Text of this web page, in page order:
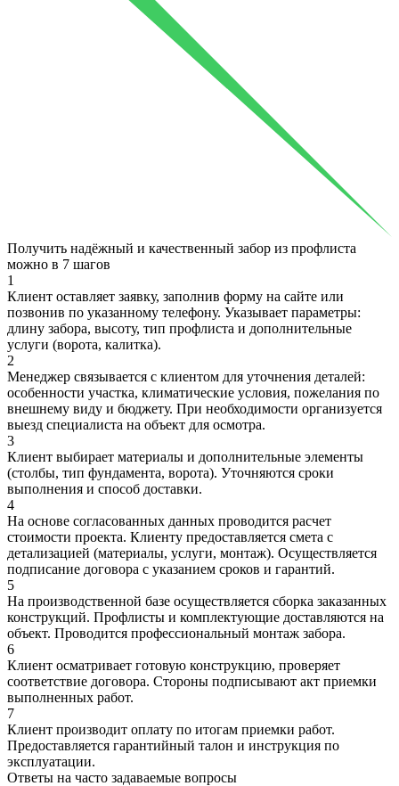
Получить надёжный и качественный забор из профлиста
можно в 7 шагов
1
Клиент оставляет заявку, заполнив форму на сайте или
позвонив по указанному телефону. Указывает параметры:
длину забора, высоту, тип профлиста и дополнительные
услуги (ворота, калитка).
2
Менеджер связывается с клиентом для уточнения деталей:
особенности участка, климатические условия, пожелания по
внешнему виду и бюджету. При необходимости организуется
выезд специалиста на объект для осмотра.
3
Клиент выбирает материалы и дополнительные элементы
(столбы, тип фундамента, ворота). Уточняются сроки
выполнения и способ доставки.
4
На основе согласованных данных проводится расчет
стоимости проекта. Клиенту предоставляется смета с
детализацией (материалы, услуги, монтаж). Осуществляется
подписание договора с указанием сроков и гарантий.
5
На производственной базе осуществляется сборка заказанных
конструкций. Профлисты и комплектующие доставляются на
объект. Проводится профессиональный монтаж забора.
6
Клиент осматривает готовую конструкцию, проверяет
соответствие договора. Стороны подписывают акт приемки
выполненных работ.
7
Клиент производит оплату по итогам приемки работ.
Предоставляется гарантийный талон и инструкция по
эксплуатации.
Ответы на часто задаваемые вопросы